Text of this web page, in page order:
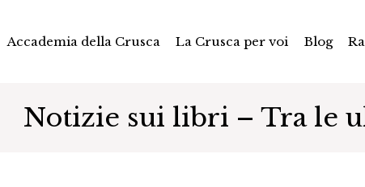
Accademia della Crusca La Crusca per voi Blog
Notizie sui libri – Tra le